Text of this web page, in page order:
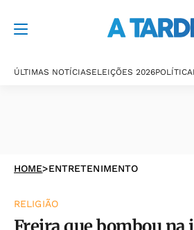
ÚLTIMAS NOTÍCIASELEIÇÕES 2026POLÍTICA
HOME>ENTRETENIMENTO
RELIGIÃO